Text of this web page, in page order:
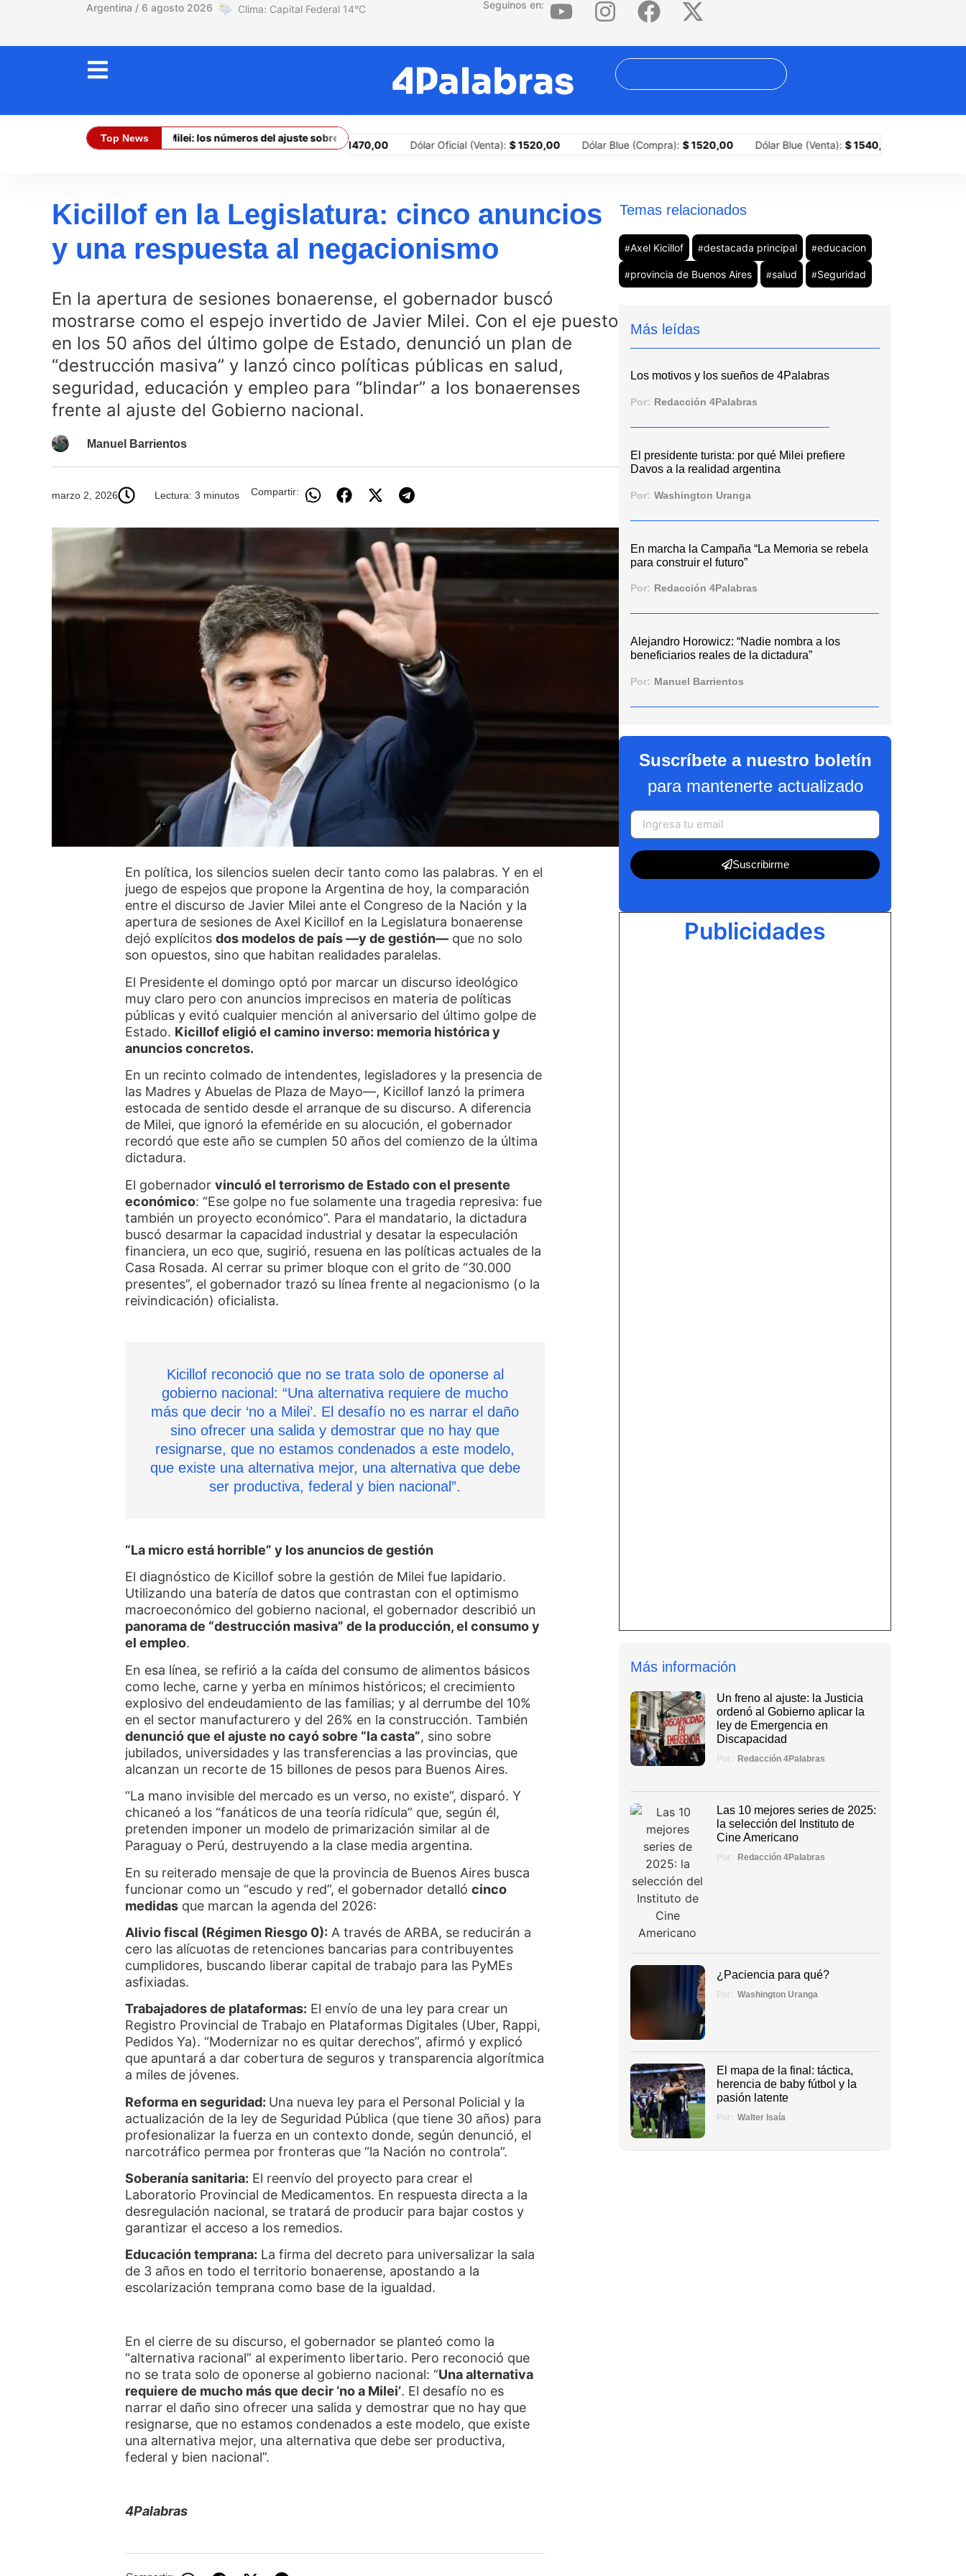
Argentina / 6 agosto 2026 14°C Seguinos en:
Top News
La asfixia de Milei: los números del ajuste sobre los territorios ¿Por qué la agresión es una estrategia central del tecnocapitalismo? Crisis yerbatera: impulsan ley de emergencia
Dólar Oficial (Compra):$ 1470,00 Dólar Oficial (Venta):$ 1520,00 Dólar Blue (Compra):$ 1520,00 Dólar Blue (Venta):$ 1540,00 Dólar MEP (Compra):
Kicillof en la Legislatura: cinco anuncios
y una respuesta al negacionismo
En la apertura de sesiones bonaerense, el gobernador buscó
mostrarse como el espejo invertido de Javier Milei. Con el eje puesto
en los 50 años del último golpe de Estado, denunció un plan de
“destrucción masiva” y lanzó cinco políticas públicas en salud,
seguridad, educación y empleo para “blindar” a los bonaerenses
frente al ajuste del Gobierno nacional.
Manuel Barrientos
marzo 2, 2026 Lectura: 3 minutos Compartir:
En política, los silencios suelen decir tanto como las palabras. Y en el
juego de espejos que propone la Argentina de hoy, la comparación
entre el discurso de Javier Milei ante el Congreso de la Nación y la
apertura de sesiones de Axel Kicillof en la Legislatura bonaerense
dejó explícitosdos modelos de país —y de gestión— que no solo
son opuestos, sino que habitan realidades paralelas.
El Presidente el domingo optó por marcar un discurso ideológico
muy claro pero con anuncios imprecisos en materia de políticas
públicas y evitó cualquier mención al aniversario del último golpe de
Estado. Kicillof eligió el camino inverso: memoria histórica y
anuncios concretos.
En un recinto colmado de intendentes, legisladores y la presencia de
las Madres y Abuelas de Plaza de Mayo—, Kicillof lanzó la primera
estocada de sentido desde el arranque de su discurso. A diferencia
de Milei, que ignoró la efeméride en su alocución, el gobernador
recordó que este año se cumplen 50 años del comienzo de la última
dictadura.
El gobernadorvinculó el terrorismo de Estado con el presente
económico: “Ese golpe no fue solamente una tragedia represiva: fue
también un proyecto económico”. Para el mandatario, la dictadura
buscó desarmar la capacidad industrial y desatar la especulación
financiera, un eco que, sugirió, resuena en las políticas actuales de la
Casa Rosada. Al cerrar su primer bloque con el grito de “30.000
presentes”, el gobernador trazó su línea frente al negacionismo (o la
reivindicación) oficialista.
Kicillof reconoció que no se trata solo de oponerse al
gobierno nacional: “Una alternativa requiere de mucho
más que decir ‘no a Milei’. El desafío no es narrar el daño
sino ofrecer una salida y demostrar que no hay que
resignarse, que no estamos condenados a este modelo,
que existe una alternativa mejor, una alternativa que debe
ser productiva, federal y bien nacional”.
“La micro está horrible” y los anuncios de gestión
El diagnóstico de Kicillof sobre la gestión de Milei fue lapidario.
Utilizando una batería de datos que contrastan con el optimismo
macroeconómico del gobierno nacional, el gobernador describió un
panorama de “destrucción masiva” de la producción, el consumo y
el empleo.
En esa línea, se refirió a la caída del consumo de alimentos básicos
como leche, carne y yerba en mínimos históricos; el crecimiento
explosivo del endeudamiento de las familias; y al derrumbe del 10%
en el sector manufacturero y del 26% en la construcción. También
denunció que el ajuste no cayó sobre “la casta”, sino sobre
jubilados, universidades y las transferencias a las provincias, que
alcanzan un recorte de 15 billones de pesos para Buenos Aires.
“La mano invisible del mercado es un verso, no existe”, disparó. Y
chicaneó a los “fanáticos de una teoría ridícula” que, según él,
pretenden imponer un modelo de primarización similar al de
Paraguay o Perú, destruyendo a la clase media argentina.
En su reiterado mensaje de que la provincia de Buenos Aires busca
funcionar como un “escudo y red”, el gobernador detallócinco
medidas que marcan la agenda del 2026:
Alivio fiscal (Régimen Riesgo 0): A través de ARBA, se reducirán a
cero las alícuotas de retenciones bancarias para contribuyentes
cumplidores, buscando liberar capital de trabajo para las PyMEs
asfixiadas.
Trabajadores de plataformas: El envío de una ley para crear un
Registro Provincial de Trabajo en Plataformas Digitales (Uber, Rappi,
Pedidos Ya). “Modernizar no es quitar derechos”, afirmó y explicó
que apuntará a dar cobertura de seguros y transparencia algorítmica
a miles de jóvenes.
Reforma en seguridad: Una nueva ley para el Personal Policial y la
actualización de la ley de Seguridad Pública (que tiene 30 años) para
profesionalizar la fuerza en un contexto donde, según denunció, el
narcotráfico permea por fronteras que “la Nación no controla”.
Soberanía sanitaria: El reenvío del proyecto para crear el
Laboratorio Provincial de Medicamentos. En respuesta directa a la
desregulación nacional, se tratará de producir para bajar costos y
garantizar el acceso a los remedios.
Educación temprana: La firma del decreto para universalizar la sala
de 3 años en todo el territorio bonaerense, apostando a la
escolarización temprana como base de la igualdad.
En el cierre de su discurso, el gobernador se planteó como la
“alternativa racional” al experimento libertario. Pero reconoció que
no se trata solo de oponerse al gobierno nacional: “Una alternativa
requiere de mucho más que decir ‘no a Milei’. El desafío no es
narrar el daño sino ofrecer una salida y demostrar que no hay que
resignarse, que no estamos condenados a este modelo, que existe
una alternativa mejor, una alternativa que debe ser productiva,
federal y bien nacional”.
4Palabras
Temas relacionados
#Axel Kicillof #destacada principal #educacion
#provincia de Buenos Aires #salud #Seguridad
Más leídas
Los motivos y los sueños de 4Palabras
Por: Redacción 4Palabras
El presidente turista: por qué Milei prefiere
Davos a la realidad argentina
Por: Washington Uranga
En marcha la Campaña “La Memoria se rebela
para construir el futuro”
Por: Redacción 4Palabras
Alejandro Horowicz: “Nadie nombra a los
beneficiarios reales de la dictadura”
Por: Manuel Barrientos
Suscríbete a nuestro boletín
para mantenerte actualizado
Suscribirme
Publicidades
Más información
Un freno al ajuste: la Justicia
ordenó al Gobierno aplicar la
ley de Emergencia en
Discapacidad
Por: Redacción 4Palabras
Las 10 mejores series de 2025:
la selección del Instituto de
Cine Americano
Por: Redacción 4Palabras
¿Paciencia para qué?
Por: Washington Uranga
El mapa de la final: táctica,
herencia de baby fútbol y la
pasión latente
Por: Walter Isaía